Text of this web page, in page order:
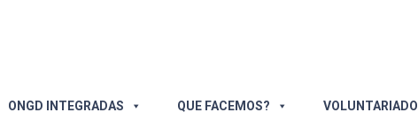
ONGD INTEGRADAS QUE FACEMOS? VOLUNTARIADO